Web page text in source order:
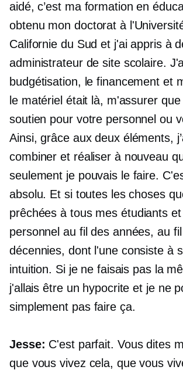
aidé, c’est ma formation en
obtenu mon doctorat à
Californie du Sud et j'ai appris à
administrateur de site scolaire.
budgétisation, le financement et
le matériel était là, m'assurer
soutien pour votre personnel ou
Ainsi, grâce aux deux éléments,
combiner et réaliser à nouveau
seulement je pouvais le faire.
absolu. Et si toutes les choses
prêchées à tous mes étudiants
personnel au fil des années, au
décennies, dont l'une consiste à
intuition. Si je ne faisais pas la
j'allais être un hypocrite et je ne
simplement pas faire ça.
Jesse: C'est parfait. Vous dites
que vous vivez cela, que vous